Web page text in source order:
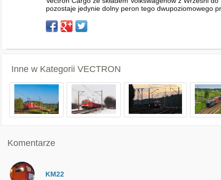
pozostaje jedynie dolny peron tego dwupoziomowego
Inne w Kategorii VECTRON
Komentarze
KM22